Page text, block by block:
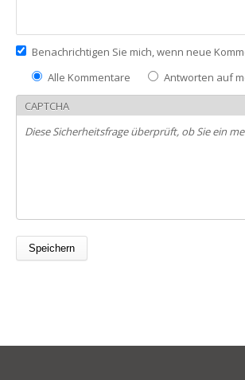
Benachrichtigen Sie mich, wenn neue
Alle Kommentare
Antworten auf
CAPTCHA
Diese Sicherheitsfrage überprüft, ob Sie ein